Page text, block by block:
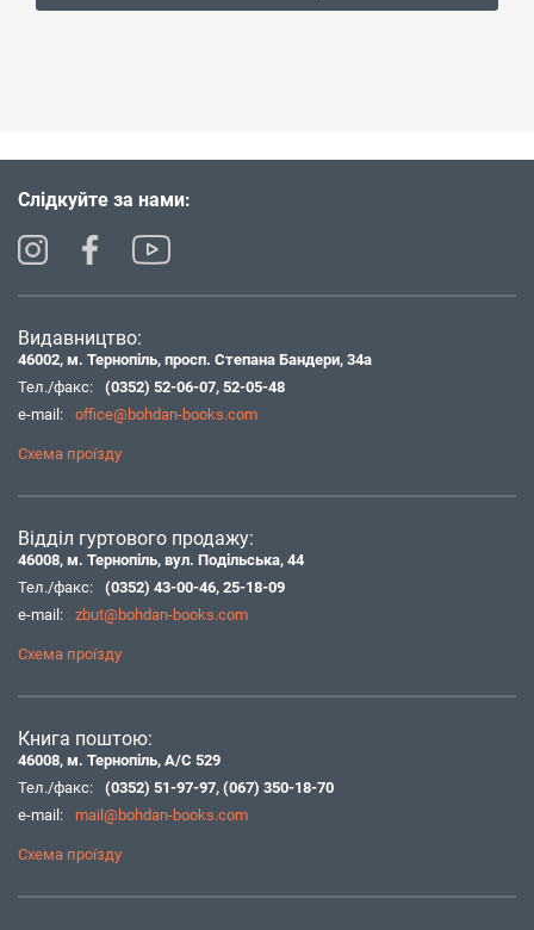
Слідкуйте за нами:
Видавництво:
46002, м. Тернопіль, просп. Степана Бандери, 34а
Тел./факс:
(0352) 52-06-07, 52-05-48
e-mail:
office@bohdan-books.com
Схема проїзду
Відділ гуртового продажу:
46008, м. Тернопіль, вул. Подільська, 44
Тел./факс:
(0352) 43-00-46, 25-18-09
e-mail:
zbut@bohdan-books.com
Схема проїзду
Книга поштою:
46008, м. Тернопіль, А/С 529
Тел./факс:
(0352) 51-97-97, (067) 350-18-70
e-mail:
mail@bohdan-books.com
Схема проїзду